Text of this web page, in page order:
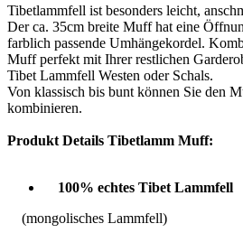
Tibetlammfell ist besonders leicht,
Der ca. 35cm breite Muff hat eine
farblich passende Umhängekordel.
Muff perfekt mit Ihrer restlichen
Tibet Lammfell Westen oder Schals.
Von klassisch bis bunt können Sie den
kombinieren.
Produkt Details Tibetlamm Muff:
100% echtes Tibet Lammfell
(mongolisches Lammfell)